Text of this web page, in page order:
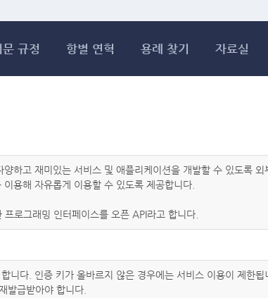
문 규정 항별 연혁 용례 찾기 자료실
하고 재미있는 서비스 및 애플리케이션을 개발할 수 있도록
용해 자유롭게 이용할 수 있도록 제공합니다.
로그래밍 인터페이스를 오픈 API라고 합니다.
니다. 인증 키가 올바르지 않은 경우에는 서비스 이용이 제한됩
발급받아야 합니다.